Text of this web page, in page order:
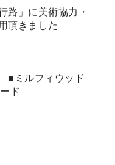
路」に美術協力・
頂きました
■ミルフィウッド
ド